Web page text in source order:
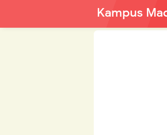
Kampus